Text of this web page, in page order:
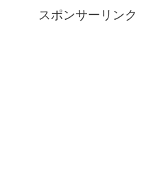
スポンサーリンク